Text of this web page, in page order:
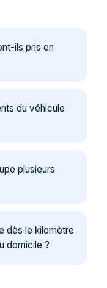
ils pris en
du véhicule
plusieurs
dès le kilomètre
domicile ?